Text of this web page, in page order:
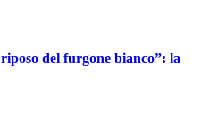
del furgone bianco”: la